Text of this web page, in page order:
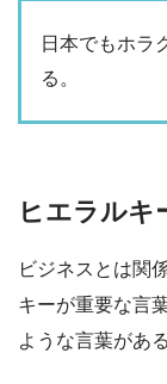
日本でもホラ
る。
ヒエラルキ
ビジネスとは関
キーが重要な言
ような言葉があ